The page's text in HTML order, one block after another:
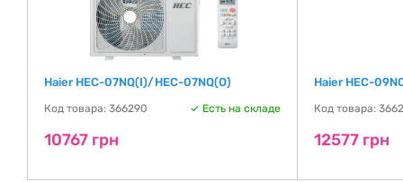
Haier HEC-07NQ(I)/HEC-07NQ(O)
Код товара: 366290 Есть на складе
10767 грн
Haier HEC-
Код товара:
12577 грн